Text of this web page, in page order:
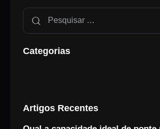
Categorias
Artigos Recentes